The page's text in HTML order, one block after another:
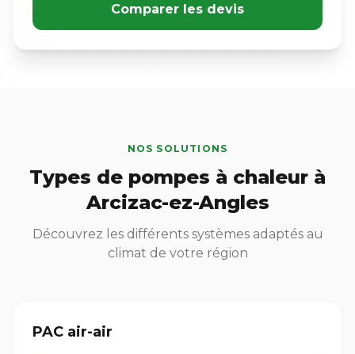
Comparer les devis
NOS SOLUTIONS
Types de pompes à chaleur à
Arcizac-ez-Angles
Découvrez les différents systèmes adaptés au
climat de votre région
PAC air-air